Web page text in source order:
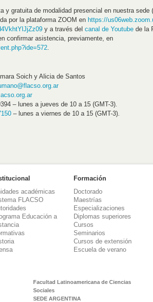
y gratuita de modalidad presencial en nuestra sede
por la plataforma ZOOM en https://
y a través del canal de Youtube de la
confirmar asistencia, previamente, en
Soich y Alicia de Santos
– lunes a jueves de 10 a 15 (GMT-3).
– lunes a viernes de 10 a 15 (GMT-3).
académicas
FLACSO
Educación a
Formación
Doctorado
Maestrías
Especializaciones
Diplomas superiores
Cursos
Seminarios
Cursos de extensión
Escuela de verano
Facultad Latinoamericana de Ciencias
Sociales
SEDE ARGENTINA